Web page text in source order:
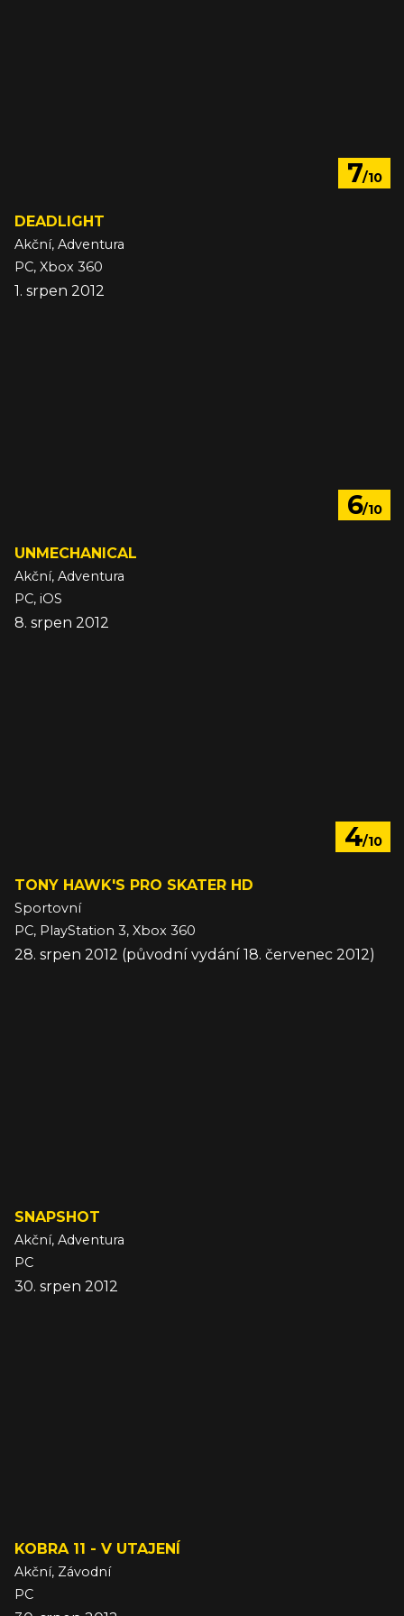
7/10
DEADLIGHT
Akční, Adventura
PC, Xbox 360
1. srpen 2012
6/10
UNMECHANICAL
Akční, Adventura
PC, iOS
8. srpen 2012
4/10
TONY HAWK'S PRO SKATER HD
Sportovní
PC, PlayStation 3, Xbox 360
28. srpen 2012 (původní vydání 18. červenec 2012)
SNAPSHOT
Akční, Adventura
PC
30. srpen 2012
KOBRA 11 - V UTAJENÍ
Akční, Závodní
PC